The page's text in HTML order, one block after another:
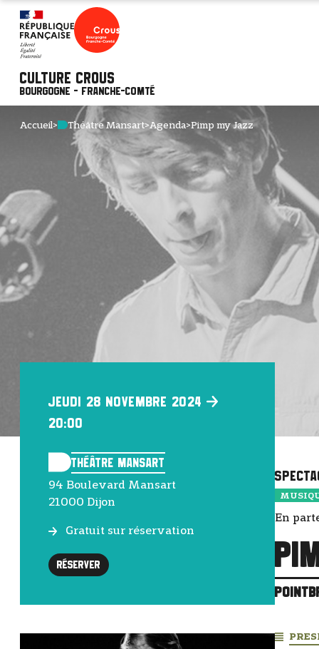
Culture Crous
Bourgogne - Franche-Comté
Accueil> Théâtre Mansart>Agenda>Pimp my Jazz
Jeudi 28 Novembre 2024
20:00
Théâtre Mansart
94 Boulevard Mansart
21000 Dijon
Gratuit sur réservation
Réserver
En